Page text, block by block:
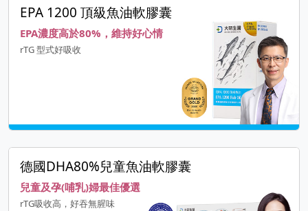
EPA 1200 頂級魚油軟膠囊
EPA濃度高於80%，維持好心情
rTG 型式好吸收
德國DHA80%兒童魚油軟膠囊
兒童及孕(哺乳)婦最佳優選
rTG吸收高，好吞無腥味